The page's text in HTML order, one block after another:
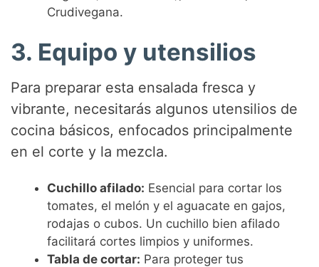
Crudivegana.
3. Equipo y utensilios
Para preparar esta ensalada fresca y
vibrante, necesitarás algunos utensilios de
cocina básicos, enfocados principalmente
en el corte y la mezcla.
Cuchillo afilado: Esencial para cortar los
tomates, el melón y el aguacate en gajos,
rodajas o cubos. Un cuchillo bien afilado
facilitará cortes limpios y uniformes.
Tabla de cortar: Para proteger tus